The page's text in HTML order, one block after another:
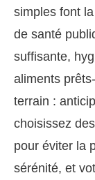
simples font
de santé
suffisante,
aliments
terrain :
choisissez
pour éviter la
sérénité, et